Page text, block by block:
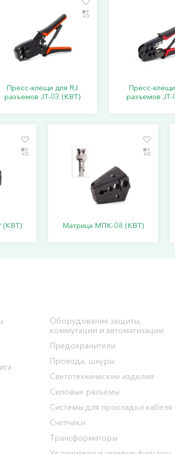
Пресс-клещи для RJ
разъемов JT-03 (КВТ)
Пресс-
разъемов
(КВТ) Матрица МПК-08 (КВТ)
Оборудование защиты,
коммутации и автоматизации
Предохранители
Провода, шнуры
Светотехнические изделия
Силовые разъёмы
Системы для прокладки кабеля
Счетчики
Трансформаторы